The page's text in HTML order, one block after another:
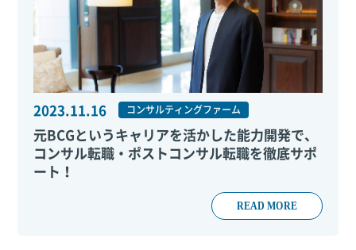
2023.11.16 コンサルティングファーム
元BCGというキャリアを活かした能力開発で、
コンサル転職・ポストコンサル転職を徹底サポ
ート！
READ MORE